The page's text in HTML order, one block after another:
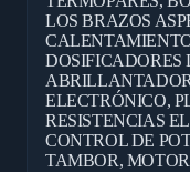
LOS BRAZOS
DOSIFICADORES
ELECTRÓNICO,
RESISTENCIAS
CONTROL DE
TAMBOR,